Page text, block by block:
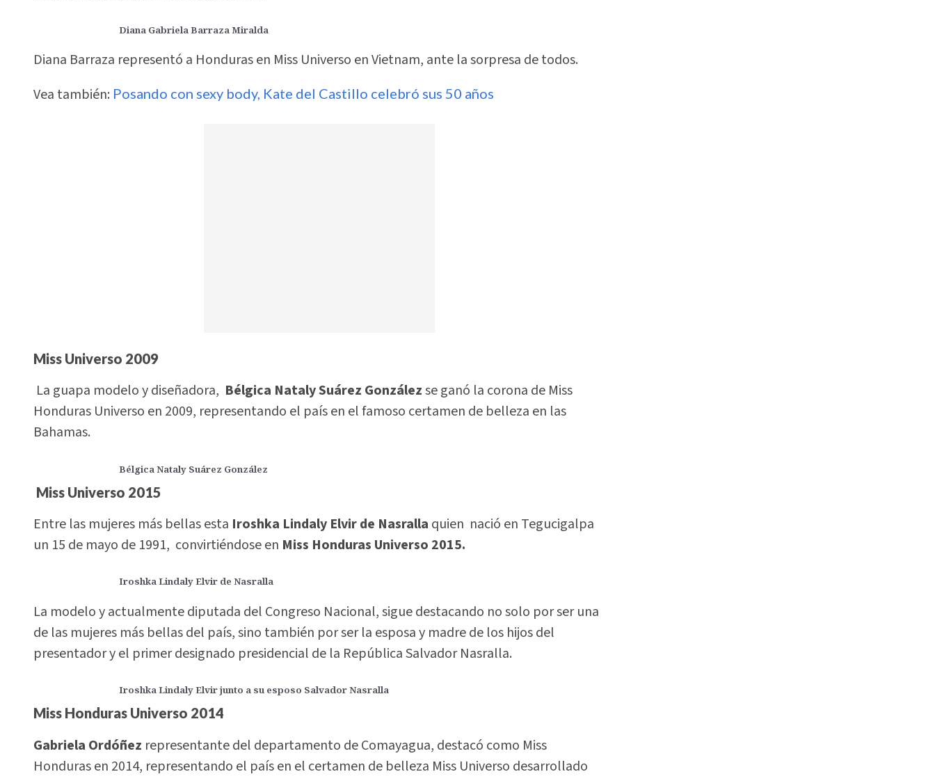
Diana Gabriela Barraza Miralda
Diana Barraza representó a Honduras en Miss Universo en Vietnam, ante la sorpresa de todos.
Vea también: Posando con sexy body, Kate del Castillo celebró sus 50 años
Miss Universo 2009
La guapa modelo y diseñadora, Bélgica Nataly Suárez Gonzálezse ganó la corona de Miss
Honduras Universo en 2009, representando el país en el famoso certamen de belleza en las
Bahamas.
Bélgica Nataly Suárez González
Miss Universo 2015
Entre las mujeres más bellas esta Iroshka Lindaly Elvir de Nasralla quien nació en Tegucigalpa
un 15 de mayo de 1991, convirtiéndose en Miss Honduras Universo 2015.
Iroshka Lindaly Elvir de Nasralla
La modelo y actualmente diputada del Congreso Nacional, sigue destacando no solo por ser una
de las mujeres más bellas del país, sino también por ser la esposa y madre de los hijos del
presentador y el primer designado presidencial de la República Salvador Nasralla.
Iroshka Lindaly Elvir junto a su esposo Salvador Nasralla
Miss Honduras Universo 2014
Gabriela Ordóñez representante del departamento de Comayagua, destacó como Miss
Honduras en 2014, representando el país en el certamen de belleza Miss Universo desarrollado